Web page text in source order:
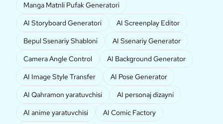
Manga Matnli Pufak Generatori
AI Storyboard Generatori
AI Screenplay Editor
Bepul Ssenariy Shabloni
AI Ssenariy Generator
Camera Angle Control
AI Background Generator
AI Image Style Transfer
AI Pose Generator
AI Qahramon yaratuvchisi
AI personaj dizayni
AI anime yaratuvchisi
AI Comic Factory